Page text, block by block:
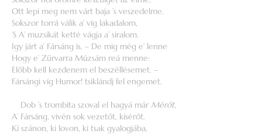
Ott lepi meg nem várt baja ’s veszedelme.
Sokszor torrá válik a’ víg lakadalom,
’S A’ muzsikát ketté vágja a’ siralom.
Igy járt a’ Fársáng is. – De mig még e’ lenne
Hogy e’ Zűrvarra Múzsám reá menne:
Előbb kell kezdenem el beszéllésemet. –
Fársángi víg Humor! tsiklándj fel engemet.
Dob ’s trombita szoval el hagyá már Mérőt,
A’ Fársáng, vivén sok vezetőt, kisérőt.
Ki szánon, ki lovon, ki tsak gyalogjába,